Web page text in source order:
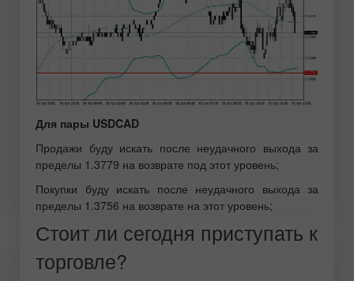
Для пары USDCAD
Продажи буду искать после неудачного выхода за
пределы 1.3779 на возврате под этот уровень;
Покупки буду искать после неудачного выхода за
пределы 1.3756 на возврате на этот уровень;
Стоит ли сегодня приступать к
торговле?